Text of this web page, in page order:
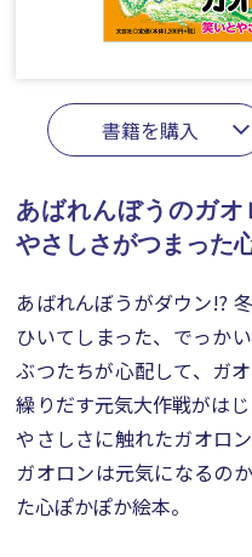
書籍を購入
あばれんぼうのガ
やさしさがつまった
あばれんぼうがダウン!?
ひいてしまった、でっか
ぶつたちが心配して、ガ
繰りだす元気大作戦がは
やさしさに触れたガオロ
ガオロンは元気になるの
た心ぽかぽか絵本。